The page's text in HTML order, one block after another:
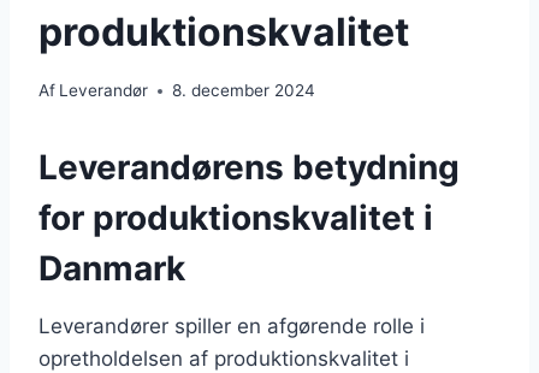
produktionskvalitet
Af Leverandør 8. december 2024
Leverandørens betydning
for produktionskvalitet i
Danmark
Leverandører spiller en afgørende rolle i
opretholdelsen af produktionskvalitet i